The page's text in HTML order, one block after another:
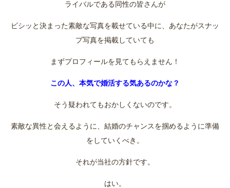
ライバルである同性の皆さんが
ビシッと決まった素敵な写真を載せている中に、あなたがスナッ
プ写真を掲載していても
まずプロフィールを見てもらえません！
この人、本気で婚活する気あるのかな？
そう疑われてもおかしくないのです。
素敵な異性と会えるように、結婚のチャンスを掴めるように準備
をしていくべき。
それが当社の方針です。
はい。